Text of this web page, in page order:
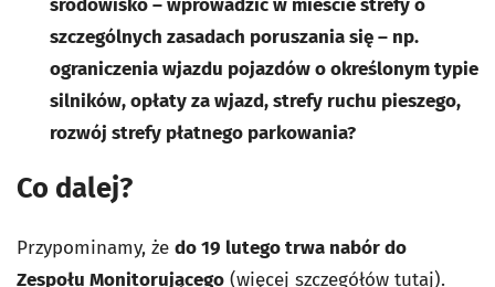
środowisko – wprowadzić w mieście strefy o
szczególnych zasadach poruszania się – np.
ograniczenia wjazdu pojazdów o określonym typie
silników, opłaty za wjazd, strefy ruchu pieszego,
rozwój strefy płatnego parkowania?
Co dalej?
Przypominamy, że do 19 lutego trwa nabór do
Zespołu Monitorującego (więcej szczegółów tutaj).